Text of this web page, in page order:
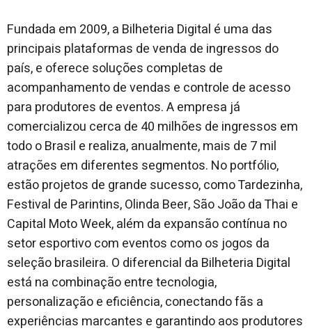
Fundada em 2009, a Bilheteria Digital é uma das
principais plataformas de venda de ingressos do
país, e oferece soluções completas de
acompanhamento de vendas e controle de acesso
para produtores de eventos. A empresa já
comercializou cerca de 40 milhões de ingressos em
todo o Brasil e realiza, anualmente, mais de 7 mil
atrações em diferentes segmentos. No portfólio,
estão projetos de grande sucesso, como Tardezinha,
Festival de Parintins, Olinda Beer, São João da Thai e
Capital Moto Week, além da expansão contínua no
setor esportivo com eventos como os jogos da
seleção brasileira. O diferencial da Bilheteria Digital
está na combinação entre tecnologia,
personalização e eficiência, conectando fãs a
experiências marcantes e garantindo aos produtores